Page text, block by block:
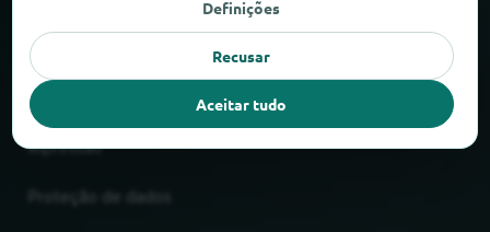
Jurídico
Impressão
Definições
Recusar
Aceitar tudo